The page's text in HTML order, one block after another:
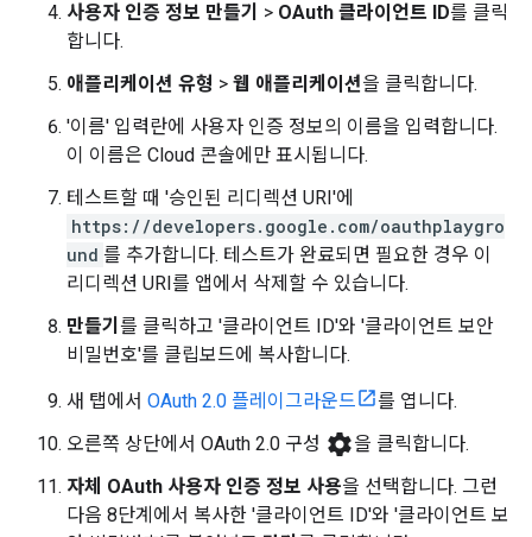
사용자 인증 정보 만들기
> OAuth 클라이언트 ID를 클릭
합니다.
애플리케이션 유형 > 웹 애플리케이션을 클릭합니다.
'이름' 입력란에 사용자 인증 정보의 이름을 입력합니다.
이 이름은 Cloud 콘솔에만 표시됩니다.
테스트할 때 '승인된 리디렉션 URI'에
https://developers.google.com/oauthplaygro
und 를 추가합니다. 테스트가 완료되면 필요한 경우 이
리디렉션 URI를 앱에서 삭제할 수 있습니다.
만들기 를 클릭하고 '클라이언트 ID'와 '클라이언트 보안
비밀번호'를 클립보드에 복사합니다.
새 탭에서 OAuth 2.0 플레이그라운드
를 엽니다.
오른쪽 상단에서 OAuth 2.0 구성 settings을 클릭합니다.
자체 OAuth 사용자 인증 정보 사용을 선택합니다. 그런
다음 8단계에서 복사한 '클라이언트 ID'와 '클라이언트 보